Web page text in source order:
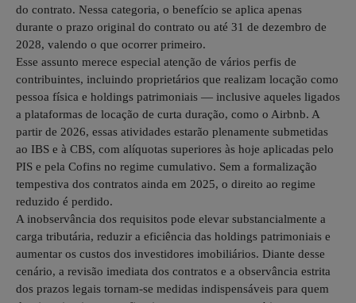
do contrato. Nessa categoria, o benefício se aplica apenas
durante o prazo original do contrato ou até 31 de dezembro de
2028, valendo o que ocorrer primeiro.
Esse assunto merece especial atenção de vários perfis de
contribuintes, incluindo proprietários que realizam locação como
pessoa física e holdings patrimoniais — inclusive aqueles ligados
a plataformas de locação de curta duração, como o Airbnb. A
partir de 2026, essas atividades estarão plenamente submetidas
ao IBS e à CBS, com alíquotas superiores às hoje aplicadas pelo
PIS e pela Cofins no regime cumulativo. Sem a formalização
tempestiva dos contratos ainda em 2025, o direito ao regime
reduzido é perdido.
A inobservância dos requisitos pode elevar substancialmente a
carga tributária, reduzir a eficiência das holdings patrimoniais e
aumentar os custos dos investidores imobiliários. Diante desse
cenário, a revisão imediata dos contratos e a observância estrita
dos prazos legais tornam-se medidas indispensáveis para quem